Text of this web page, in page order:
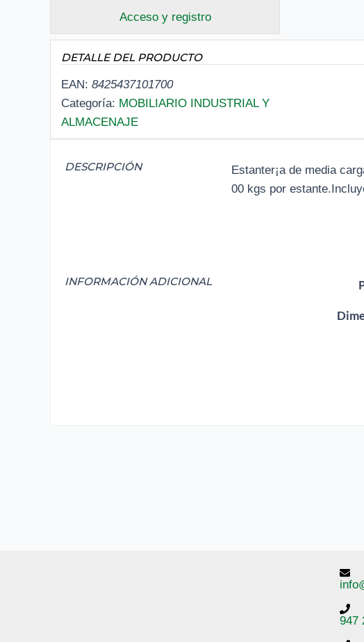
Acceso y registro
DETALLE DEL PRODUCTO
EAN: 8425437101700
Categoría: MOBILIARIO INDUSTRIAL Y
ALMACENAJE
DESCRIPCIÓN
Estanter¡a de media
00 kgs por
INFORMACIÓN ADICIONAL
947